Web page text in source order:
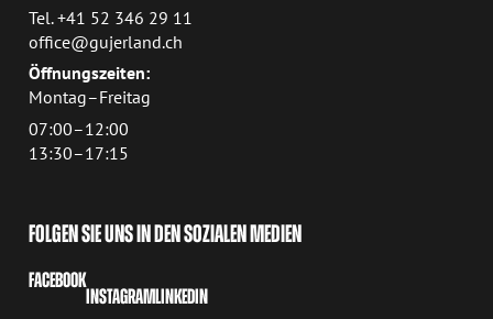
Tel. +41 52 346 29 11
office@gujerland.ch
Öffnungszeiten:
Montag–Freitag
07:00–12:00
13:30–17:15
FOLGEN SIE UNS IN DEN SOZIALEN MEDIEN
FACEBOOK
INSTAGRAMLINKEDIN